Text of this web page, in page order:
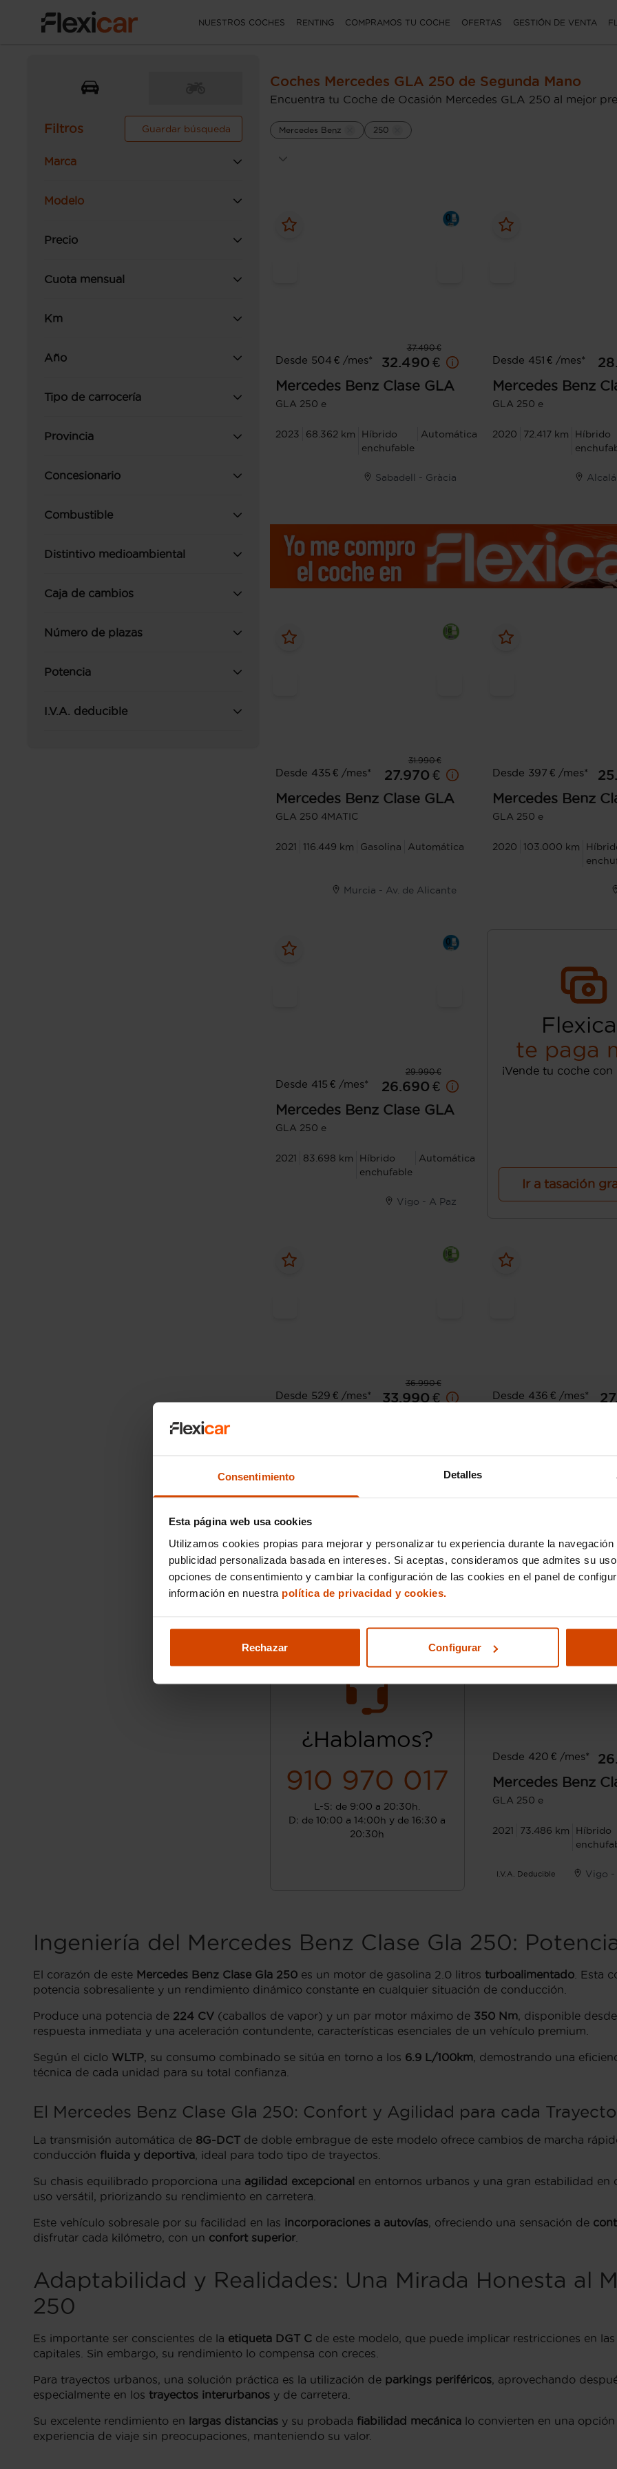
Consentimiento Detalles
Esta página web usa cookies
Utilizamos cookies propias para mejorar y personalizar tu experiencia durante la
publicidad personalizada basada en intereses. Si aceptas, consideramos que admites su
opciones de consentimiento y cambiar la configuración de las cookies en el panel de
información en nuestra política de privacidad y cookies.
Rechazar Configurar
NUESTROS COCHES RENTING COMPRAMOS TU COCHE OFERTAS GESTIÓN DE VENTA
Filtros Guardar búsqueda
Marca
Modelo
Precio
Cuota mensual
Km
Año
Tipo de carrocería
Provincia
Concesionario
Combustible
Distintivo medioambiental
Caja de cambios
Número de plazas
Potencia
I.V.A. deducible
Coches Mercedes GLA 250 de Segunda Mano
Encuentra tu Coche de Ocasión Mercedes GLA 250 al mejor
Mercedes Benz 250
37.490 €
Desde 504 € /mes*
32.490 €
Mercedes Benz Clase GLA
GLA 250 e
2023 68.362 km
Híbrido
enchufable
Automática
Sabadell - Gràcia
Desde 451 € /mes*
Mercedes Benz
GLA 250 e
2020 72.417 km
Híbrido
31.990 €
Desde 435 € /mes*
27.970 €
Mercedes Benz Clase GLA
GLA 250 4MATIC
2021 116.449 km Gasolina Automática
Murcia - Av. de Alicante
Desde 397 € /mes*
Mercedes Benz
GLA 250 e
2020 103.000 km
29.990 €
Desde 415 € /mes*
26.690 €
Mercedes Benz Clase GLA
GLA 250 e
2021 83.698 km
Híbrido
enchufable
Automática
Vigo - A Paz
te paga
¡Vende tu coche con
Ir a tasación
36.990 €
Desde 529 € /mes*
33.990 €
Automática
Lleida
Desde 436 € /mes*
¿Hablamos?
910 970 017
L-S: de 9:00 a 20:30h.
D: de 10:00 a 14:00h y de 16:30 a
20:30h
Desde 420 € /mes*
Mercedes Benz
GLA 250 e
2021 73.486 km
Híbrido
I.V.A. Deducible Vigo -
Ingeniería del Mercedes Benz Clase Gla 250:
El corazón de este Mercedes Benz Clase Gla 250 es un motor de gasolina 2.0 litros turboalimentado . Esta
potencia sobresaliente y un rendimiento dinámico constante en cualquier situación de conducción.
Produce una potencia de 224 CV (caballos de vapor) y un par motor máximo de 350 Nm, disponible
respuesta inmediata y una aceleración contundente, características esenciales de un vehículo premium.
Según el ciclo WLTP, su consumo combinado se sitúa en torno a los 6.9 L/100km, demostrando una
técnica de cada unidad para su total confianza.
El Mercedes Benz Clase Gla 250: Confort y Agilidad para cada Trayecto
La transmisión automática de 8G-DCT de doble embrague de este modelo ofrece cambios de marcha
conducción fluida y deportiva, ideal para todo tipo de trayectos.
Su chasis equilibrado proporciona una agilidad excepcional en entornos urbanos y una gran estabilidad en
uso versátil, priorizando su rendimiento en carretera.
Este vehículo sobresale por su facilidad en las incorporaciones a autovías, ofreciendo una sensación de
disfrutar cada kilómetro, con un confort superior.
Adaptabilidad y Realidades: Una Mirada Honesta al
250
Es importante ser conscientes de la etiqueta DGT C de este modelo, que puede implicar restricciones en
capitales. Sin embargo, su rendimiento lo compensa con creces.
Para trayectos urbanos, una solución práctica es la utilización de parkings periféricos, aprovechando
especialmente en los trayectos interurbanos y de carretera.
Su excelente rendimiento en largas distancias y su probada fiabilidad mecánica lo convierten en una
experiencia de viaje sin preocupaciones, manteniendo su valor.